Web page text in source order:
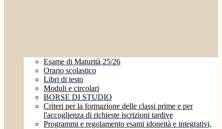
Esame di Maturità 25/26
Orario scolastico
Libri di testo
Moduli e circolari
BORSE DI STUDIO
Criteri per la formazione delle classi prime e per
l'accoglienza di richieste iscrizioni tardive
Programmi e regolamento esami idoneità e integrativi,